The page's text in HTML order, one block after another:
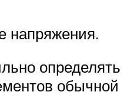
напряжения.
определять
обычной